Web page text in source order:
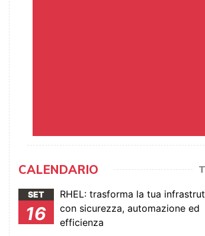
CALENDARIO
SET
16
RHEL: trasforma la tua
con sicurezza, automazione ed
efficienza